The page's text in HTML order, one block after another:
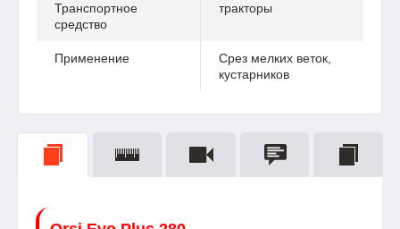
Транспортное
средство
тракторы
Применение
Срез мелких веток,
кустарников